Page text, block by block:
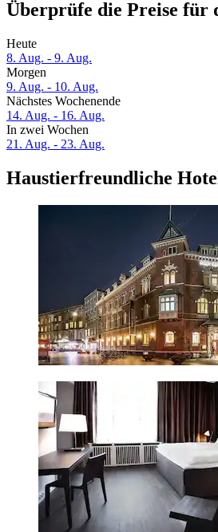
Überprüfe die Preise für
Heute
8. Aug. - 9. Aug.
Morgen
9. Aug. - 10. Aug.
Nächstes Wochenende
14. Aug. - 16. Aug.
In zwei Wochen
21. Aug. - 23. Aug.
Haustierfreundliche